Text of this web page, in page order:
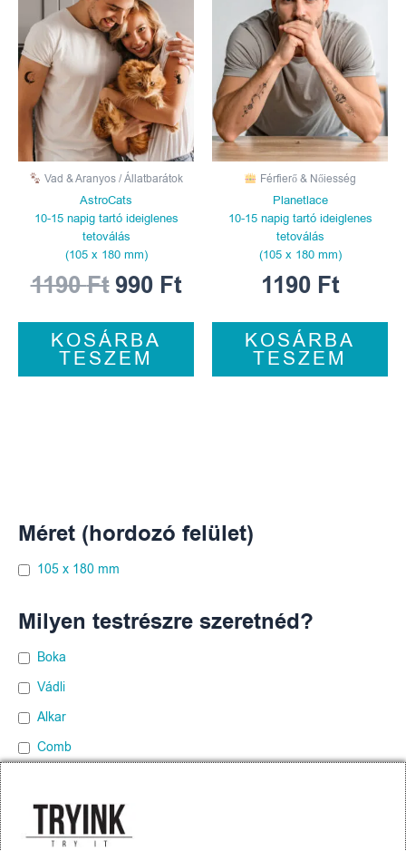
Méret (hordozó felület)
105 x 180 mm
Milyen testrészre szeretnéd?
Boka
Vádli
Alkar
Comb
Hát
Mellkas
Vad & Aranyos / Állatbarátok
AstroCats
10-15 napig tartó ideiglenes
tetoválás
(105 x 180 mm)
1190Ft
was:
1190 Ft.
990 Ft
990 Ft.
KOSÁRBA
TESZEM
Férfierő & Nőiesség
Planetlace
10-15 napig tartó ideiglenes
tetoválás
(105 x 180 mm)
1190 Ft
KOSÁRBA
TESZEM